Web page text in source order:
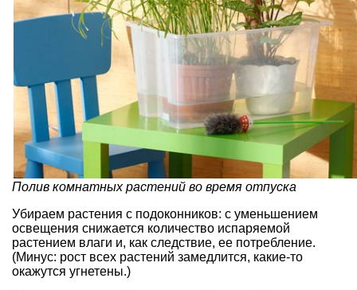
Полив комнатных растений во время отпуска
Убираем растения с подоконников: с уменьшением
освещения снижается количество испаряемой
растением влаги и, как следствие, ее потребление.
(Минус: рост всех растений замедлится, какие-то
окажутся угнетены.)